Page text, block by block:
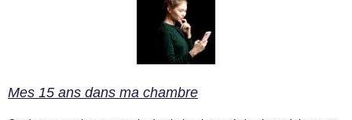
Mes 15 ans dans ma chambre